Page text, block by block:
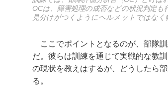
OCは、障害処理の成否などの状況判定
見分けがつくようにヘルメットではなく
ここでポイントとなるのが、部隊
だ。彼らは訓練を通じて実戦的な教
の現状を教えはするが、どうしたら
る。